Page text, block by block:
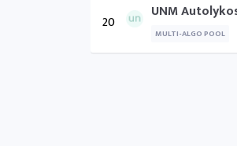
20 UNM
MULTI-ALGO POOL